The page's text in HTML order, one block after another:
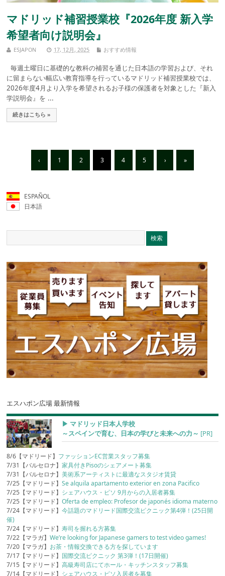
マドリッド補習授業校『2026年度 新入学
希望者向け説明会』
ESJAPON 17, 12月, 2025 おすすめ情報
毎週土曜日に基礎的な教科の補習を通じた日本語の学習および、それ
に留まらない幅広い教育指導を行っているマドリッド補習授業校では、
2026年度4月より入学を希望されるお子様の保護者を対象とした『新入
学説明会』を ...
続きはこちら »
‹ 1 2 3 4 5 › »
ESPAÑOL
日本語
エスハポン広場 最新情報
▶︎ マドリッド日本人学校
～スペインで育む、日本の学びと未来への力～ [PR]
8/6【マドリード】 ファッションEC営業スタッフ募集
7/31【バルセロナ】家具付きPisoのシェアメート募集
7/31【バルセロナ】美術系アーティストに最適なスタジオ賃貸
7/25【マドリード】Se alquila apartamento exterior en zona Pacifico
7/25【マドリード】 シェアハウス・ピソ 9月からの入居者募集
7/25【マドリード】Oferta de empleo: Profesor de japonés idioma materno
7/24【マドリード】今話題のマドリード国際交流ピクニック第4弾！(25日開
催)
7/24【マドリード】寿司を握れる方募集
7/22【マラガ】We’re looking for Japanese gamers to test video games!
7/20【マラガ】 お茶・情報交換できる方を探しています
7/17【マドリード】 国際交流ピクニック 第3弾！(17日開催)
7/15【マドリード】高級寿司店にてホール・キッチンスタッフ募集
7/14【マドリード】 シェアハウス・ピソ入居者を募集